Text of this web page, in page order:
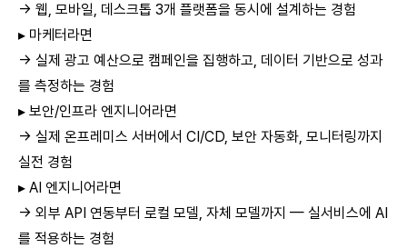
→ 웹, 모바일, 데스크톱 3개 플랫폼을 동시에 설계하는 경험
▸ 마케터라면
→ 실제 광고 예산으로 캠페인을 집행하고, 데이터 기반으로 성과
를 측정하는 경험
▸ 보안/인프라 엔지니어라면
→ 실제 온프레미스 서버에서 CI/CD, 보안 자동화, 모니터링까지
실전 경험
▸ AI 엔지니어라면
→ 외부 API 연동부터 로컬 모델, 자체 모델까지 — 실서비스에 AI
를 적용하는 경험